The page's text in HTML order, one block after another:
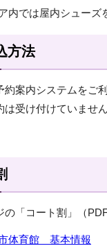
内では屋内シューズ
方法
約案内システムをご
は受け付けていません
の「コート割」（
体育館 基本情報